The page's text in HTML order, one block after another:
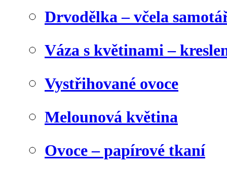
Drvodělka – včela
Váza s květinami –
Vystřihované ovoce
Melounová květina
Ovoce – papírové tkaní